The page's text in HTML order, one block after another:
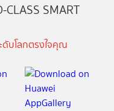
CLASS SMART
บโลกตรงใจคุณ